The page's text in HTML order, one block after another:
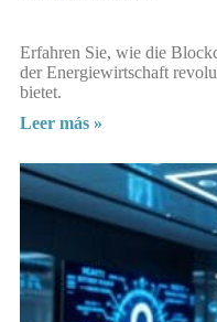
Erfahren Sie, wie die
der Energiewirtschaft
bietet.
Leer más »